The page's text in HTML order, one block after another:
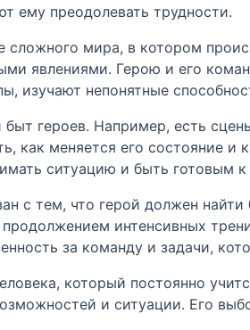
ему преодолевать трудности.
сложного мира, в котором
явлениями. Герою и его
изучают непонятные
героев. Например, есть
как меняется его состояние
ситуацию и быть готовым
с тем, что герой должен
интенсивных
за команду и задачи,
который постоянно
и ситуации. Его